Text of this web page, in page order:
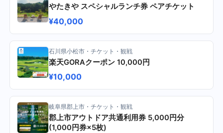
やたきや スペシャルランチ券 ペアチケット
¥40,000
石川県小松市・チケット・観戦
楽天GORAクーポン 10,000円
¥10,000
岐阜県郡上市・チケット・観戦
郡上市アウトドア共通利用券 5,000円分
(1,000円券×5枚)